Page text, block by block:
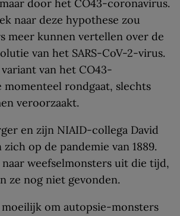
door het CO43-coronavirus.
naar deze hypothese zou
meer kunnen vertellen over de
van het SARS-CoV-2-virus.
van het CO43-
rondgaat, slechts
veroorzaakt.
en zijn NIAID-collega David
op de pandemie van 1889.
weefselmonsters uit die tijd,
ze nog niet gevonden.
moeilijk om autopsie-monsters